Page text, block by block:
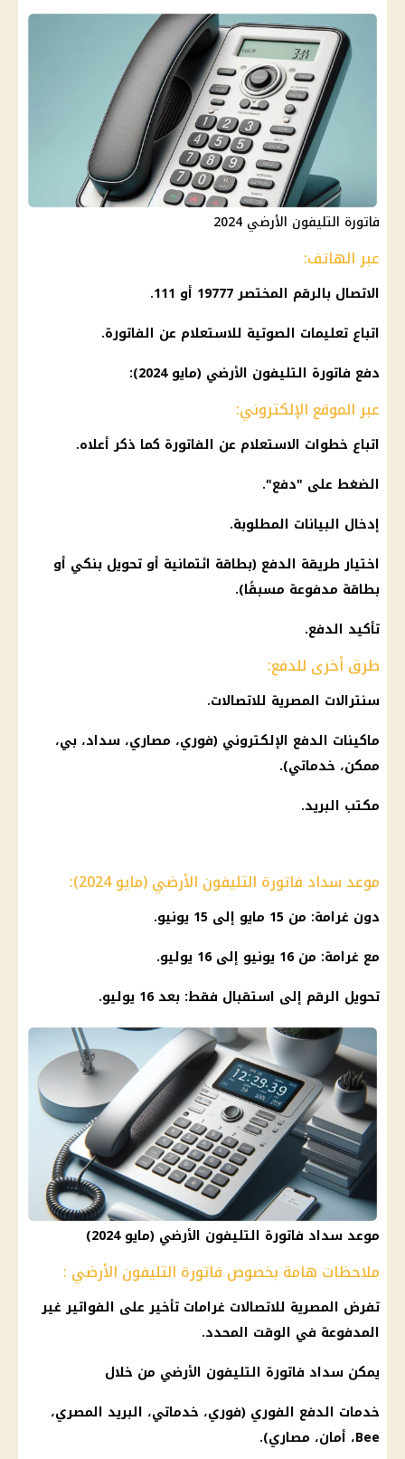
فاتورة التليفون الأرضي 2024
عبر الهاتف:
الاتصال بالرقم المختصر 19777 أو 111.
اتباع تعليمات الصوتية للاستعلام عن الفاتورة.
دفع فاتورة التليفون الأرضي (مايو 2024):
عبر الموقع الإلكتروني:
اتباع خطوات الاستعلام عن الفاتورة كما ذكر أعلاه.
الضغط على "دفع".
إدخال البيانات المطلوبة.
اختيار طريقة الدفع (بطاقة ائتمانية أو تحويل بنكي أو
بطاقة مدفوعة مسبقًا).
تأكيد الدفع.
طرق أخرى للدفع:
سنترالات المصرية للاتصالات.
ماكينات الدفع الإلكتروني (فوري، مصاري، سداد، بي،
ممكن، خدماتي).
مكتب البريد.
موعد سداد فاتورة التليفون الأرضي (مايو 2024):
دون غرامة: من 15 مايو إلى 15 يونيو.
مع غرامة: من 16 يونيو إلى 16 يوليو.
تحويل الرقم إلى استقبال فقط: بعد 16 يوليو.
موعد سداد فاتورة التليفون الأرضي (مايو 2024)
ملاحظات هامة بخصوص فاتورة التليفون الأرضي :
تفرض المصرية للاتصالات غرامات تأخير على الفواتير غير
المدفوعة في الوقت المحدد.
يمكن سداد فاتورة التليفون الأرضي من خلال
خدمات الدفع الفوري (فوري، خدماتي، البريد المصري،
Bee، أمان، مصاري).